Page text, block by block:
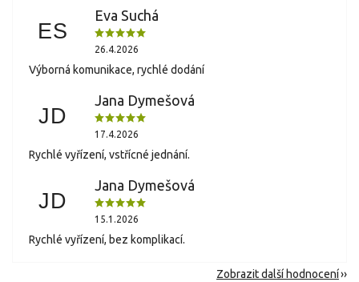
ES
Eva Suchá
26.4.2026
Výborná komunikace, rychlé dodání
JD
Jana Dymešová
17.4.2026
Rychlé vyřízení, vstřícné jednání.
JD
Jana Dymešová
15.1.2026
Rychlé vyřízení, bez komplikací.
Zobrazit další hodnocení